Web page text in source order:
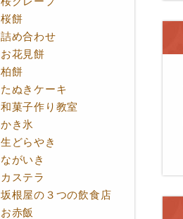
桜餅
詰め合わせ
お花見餅
柏餅
たぬきケーキ
和菓子作り教室
かき氷
生どらやき
ながいき
カステラ
坂根屋の３つの飲食店
お赤飯